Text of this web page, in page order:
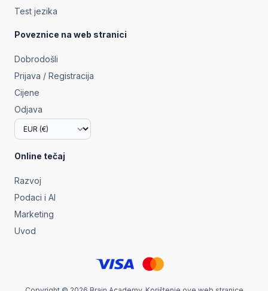
Test jezika
Poveznice na web stranici
Dobrodošli
Prijava / Registracija
Cijene
Odjava
Online tečaj
Razvoj
Podaci i AI
Marketing
Uvod